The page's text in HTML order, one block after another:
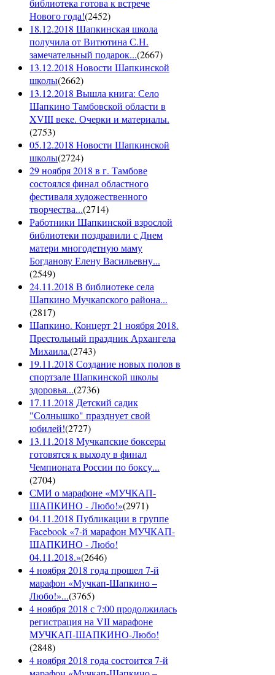
библиотека готова к встрече
Нового года!(2452)
18.12.2018 Шапкинская школа
получила от Витютина С.Н.
замечательный подарок...(2667)
13.12.2018 Новости Шапкинской
школы(2662)
13.12.2018 Вышла книга: Село
Шапкино Тамбовской области в
XVIII веке. Очерки и материалы.
(2753)
05.12.2018 Новости Шапкинской
школы(2724)
29 ноября 2018 в г. Тамбове
состоялся финал областного
фестиваля художественного
творчества...(2714)
Работники Шапкинской взрослой
библиотеки поздравили с Днем
матери многодетную маму
Богданову Елену Васильевну...
(2549)
24.11.2018 В библиотеке села
Шапкино Мучкапского района...
(2817)
Шапкино. Концерт 21 ноября 2018.
Престольный праздник Архангела
Михаила.(2743)
19.11.2018 Создание новых полов в
спортзале Шапкинской школы
здоровья...(2736)
17.11.2018 Детский садик
"Солнышко" празднует свой
юбилей!(2727)
13.11.2018 Мучкапские боксеры
готовятся к выходу в финал
Чемпионата России по боксу...
(2704)
СМИ о марафоне «МУЧКАП-
ШАПКИНО - Любо!»(2971)
04.11.2018 Публикации в группе
Facebook «7-й марафон МУЧКАП-
ШАПКИНО - Любо!
04.11.2018.»(2646)
4 ноября 2018 года прошел 7-й
марафон «Мучкап-Шапкино –
Любо!»...(3765)
4 ноября 2018 с 7:00 продолжилась
регистрация на VII марафоне
МУЧКАП-ШАПКИНО-Любо!
(2848)
4 ноября 2018 года состоится 7-й